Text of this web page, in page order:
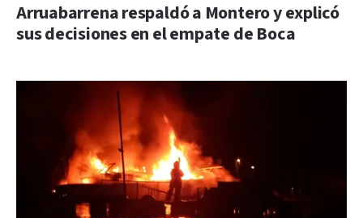
Arruabarrena respaldó a Montero y explicó
sus decisiones en el empate de Boca